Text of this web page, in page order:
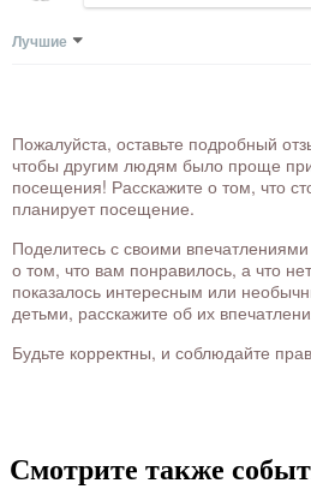
Лучшие
Пожалуйста, оставьте подробный
чтобы другим людям было проще
посещения! Расскажите о том, что
планирует посещение.
Поделитесь с своими
о том, что вам понравилось, а что
показалось интересным или
детьми, расскажите об их
Будьте корректны, и соблюдайте
Смотрите также